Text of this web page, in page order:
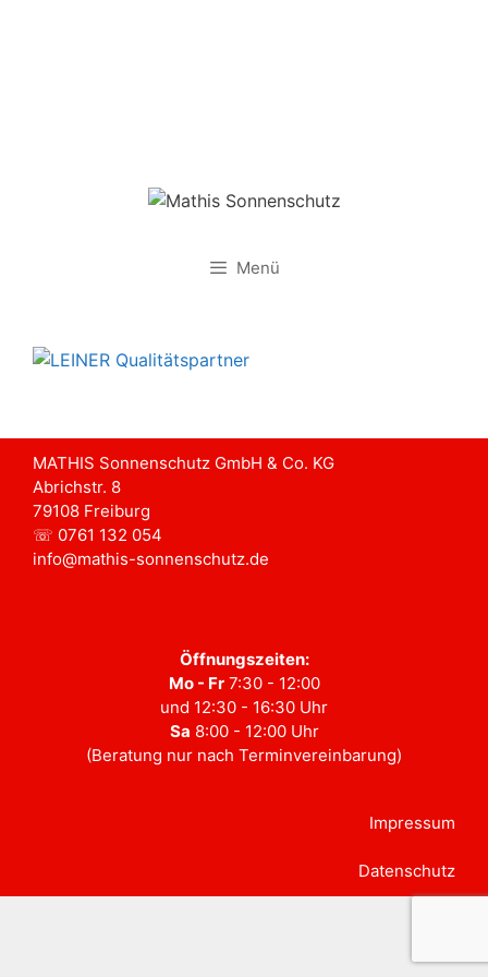
Menü
MATHIS Sonnenschutz GmbH & Co. KG
Abrichstr. 8
79108 Freiburg
☏ 0761 132 054
info@mathis-sonnenschutz.de
Öffnungszeiten:
Mo - Fr7:30 - 12:00
und 12:30 - 16:30 Uhr
Sa 8:00 - 12:00 Uhr
(Beratung nur nach Terminvereinbarung)
Impressum
Datenschutz